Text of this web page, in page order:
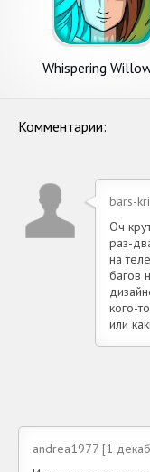
Whispering
Комментарии:
bars-
Оч
раз-
на
багов
кого-
или
andrea1977 [1